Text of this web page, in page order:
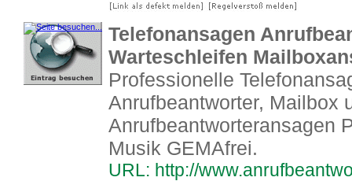
Telefonansagen
Warteschleifen
Professionelle
Anrufbeantworter, Mailbox
Anrufbeantworteransagen
Musik GEMAfrei.
URL: http://